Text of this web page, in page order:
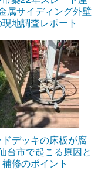
属サイディング外壁
地調査レポート
ドデッキの床板が腐
台市で起こる原因と
補修のポイント